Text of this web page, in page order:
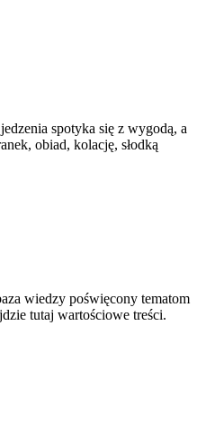
spotyka się z wygodą, a
obiad, kolację, słodką
wiedzy poświęcony tematom
tutaj wartościowe treści.